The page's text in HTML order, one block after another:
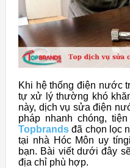
Khi hệ thống điện nước
tự xử lý thường khó
này, dịch vụ sửa điện
pháp nhanh chóng,
Topbrands đã chọn lọc
tại nhà Hóc Môn uy
bạn. Bài viết dưới đây
địa chỉ phù hợp.